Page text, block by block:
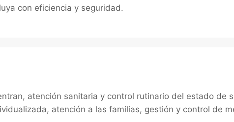
con eficiencia y seguridad.
atención sanitaria y control rutinario del estado de
atención a las familias, gestión y control de